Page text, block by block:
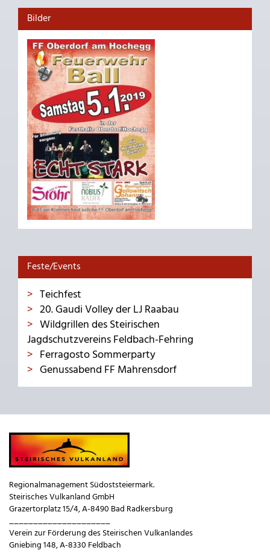
Bilder
Feste/Events
Teichfest
20. Gaudi Volley der LJ Raabau
Wildgrillen des Steirischen
Jagdschutzvereins Feldbach-Fehring
Ferragosto Sommerparty
Genussabend FF Mahrensdorf
Regionalmanagement Südoststeiermark.
Steirisches Vulkanland GmbH
Grazertorplatz 15/4, A-8490 Bad Radkersburg
_____________________
Verein zur Förderung des Steirischen Vulkanlandes
Gniebing 148, A-8330 Feldbach